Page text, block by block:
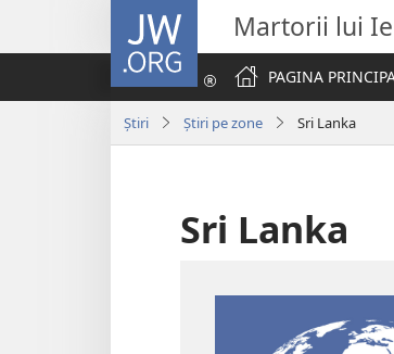
JW.ORG Martorii lui
PAGINA
Știri Știri pe zone Sri Lanka
Sri Lanka